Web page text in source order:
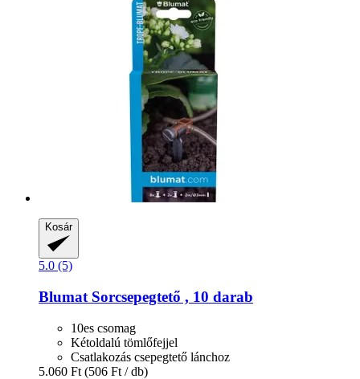
Kosár
5.0 (5)
Blumat Sorcsepegtető , 10 darab
10es csomag
Kétoldalú tömlőfejjel
Csatlakozás csepegtető lánchoz
5.060 Ft (506 Ft / db)